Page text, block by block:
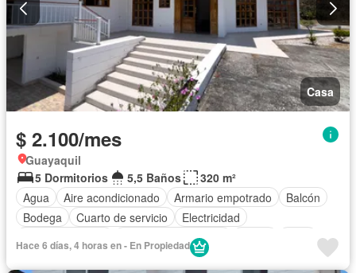
Casa
$ 2.100/mes
Guayaquil
5 Dormitorios
5,5 Baños
320 m²
Agua
Aire acondicionado Armario empotrado
Balcón
Bodega
Cuarto de servicio
Electricidad
Garita de guardianía
Vista panorámica Completamente amoblado
Hace 6 días, 4 horas en - En Propiedad